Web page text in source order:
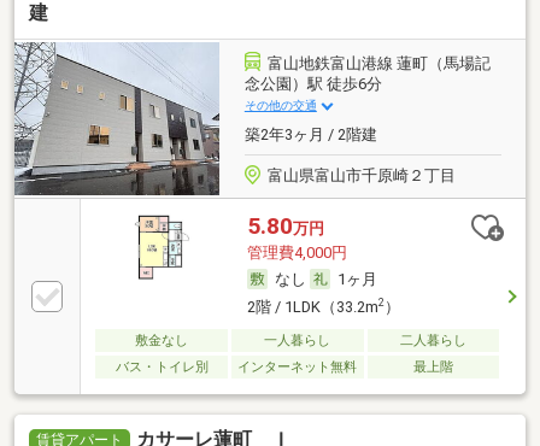
建
富山地鉄富山港線 蓮町（馬場記
念公園）駅 徒歩6分
その他の交通
築2年3ヶ月 / 2階建
富山県富山市千原崎２丁目
5.80万円
管理費4,000円
なし
1ヶ月
2階 / 1LDK（33.2m2）
敷金なし 一人暮らし
二人暮らし
バス・トイレ別
インターネット無料 最上階
賃貸アパート カサーレ蓮町 Ｉ